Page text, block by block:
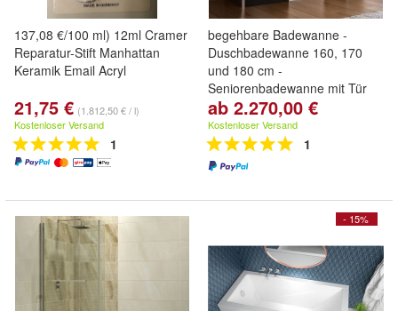
137,08 €/100 ml) 12ml Cramer
Reparatur-Stift Manhattan
Keramik Email Acryl
21,75 € (1.812,50 € / l)
Kostenloser Versand
1
begehbare Badewanne -
Duschbadewanne 160, 170
und 180 cm -
Seniorenbadewanne mit Tür
ab 2.270,00 €
Kostenloser Versand
1
- 15%